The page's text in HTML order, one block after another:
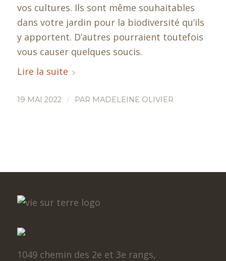
vos cultures. Ils sont même souhaitables
dans votre jardin pour la biodiversité qu’ils
y apportent. D’autres pourraient toutefois
vous causer quelques soucis.
Lire la suite
19 MAI 2022 / PAR MADELEINE OLIVIER
1049 chemin des 2e et 3e rangs,